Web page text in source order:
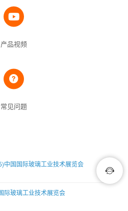
产品视频
常见问题
中国国际玻璃工业技术展览会
际玻璃工业技术展览会